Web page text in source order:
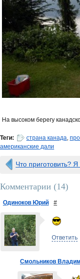
На высоком берегу
Теги: страна канада,
американские дали
Что приготовить? Я
Комментарии (14)
Одиноков Юрий #
Ответить
Смольников